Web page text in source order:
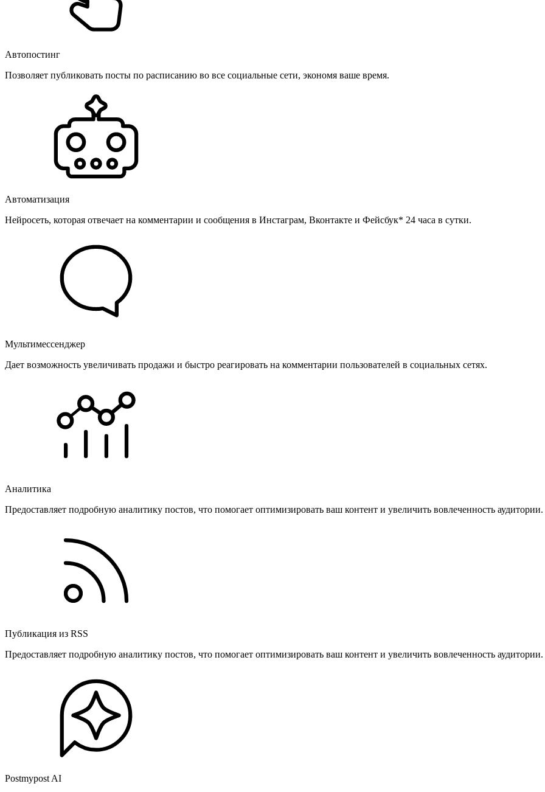
Автопостинг
Позволяет публиковать посты по расписанию во все социальные сети, экономя ваше время.
Автоматизация
Нейросеть, которая отвечает на комментарии и сообщения в Инстаграм, Вконтакте и Фейсбук* 24 часа в сутки.
Мультимессенджер
Дает возможность увеличивать продажи и быстро реагировать на комментарии пользователей в социальных сетях.
Аналитика
Предоставляет подробную аналитику постов, что помогает оптимизировать ваш контент и увеличить вовлеченность аудитории.
Публикация из RSS
Предоставляет подробную аналитику постов, что помогает оптимизировать ваш контент и увеличить вовлеченность аудитории.
Postmypost AI